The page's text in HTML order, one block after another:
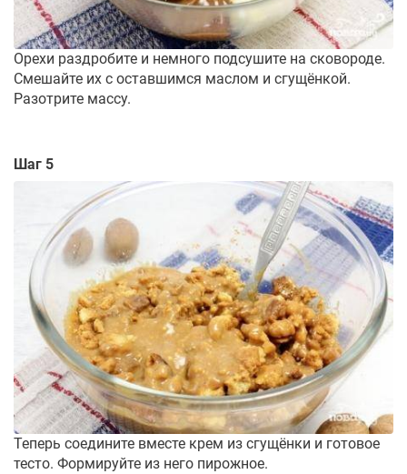
Орехи раздробите и немного подсушите на сковороде.
Смешайте их с оставшимся маслом и сгущёнкой.
Разотрите массу.
Шаг 5
Теперь соедините вместе крем из сгущёнки и готовое
тесто. Формируйте из него пирожное.